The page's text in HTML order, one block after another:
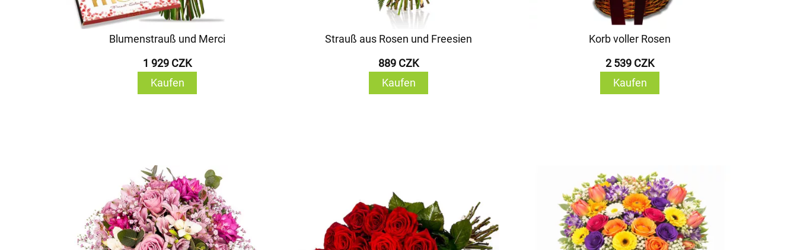
Blumenstrauß und Merci
1 929 CZK
Kaufen
Strauß aus Rosen und Freesien
889 CZK
Kaufen
Korb voller Rosen
2 539 CZK
Kaufen